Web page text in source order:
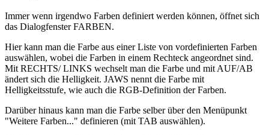
Immer wenn irgendwo Farben definiert werden können, öffnet sich
das Dialogfenster FARBEN.
Hier kann man die Farbe aus einer Liste von vordefinierten Farben
auswählen, wobei die Farben in einem Rechteck angeordnet sind.
Mit RECHTS/ LINKS wechselt man die Farbe und mit AUF/AB
ändert sich die Helligkeit. JAWS nennt die Farbe mit
Helligkeitsstufe, wie auch die RGB-Definition der Farben.
Darüber hinaus kann man die Farbe selber über den Menüpunkt
"Weitere Farben..." definieren (mit TAB auswählen).